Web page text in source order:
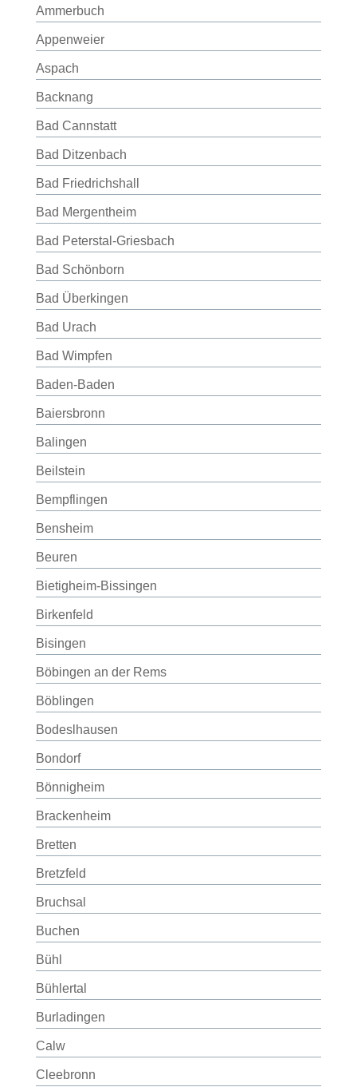
Ammerbuch
Appenweier
Aspach
Backnang
Bad Cannstatt
Bad Ditzenbach
Bad Friedrichshall
Bad Mergentheim
Bad Peterstal-Griesbach
Bad Schönborn
Bad Überkingen
Bad Urach
Bad Wimpfen
Baden-Baden
Baiersbronn
Balingen
Beilstein
Bempflingen
Bensheim
Beuren
Bietigheim-Bissingen
Birkenfeld
Bisingen
Böbingen an der Rems
Böblingen
Bodeslhausen
Bondorf
Bönnigheim
Brackenheim
Bretten
Bretzfeld
Bruchsal
Buchen
Bühl
Bühlertal
Burladingen
Calw
Cleebronn